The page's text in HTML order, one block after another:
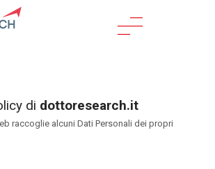
di dottoresearch.it
raccoglie alcuni Dati Personali dei propri